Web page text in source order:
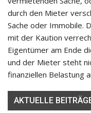
durch den Mieter
Sache oder Immobile.
mit der Kaution
Eigentümer am Ende
und der Mieter steht
finanziellen Belastung
AKTUELLE